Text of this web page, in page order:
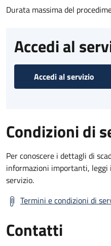
Durata massima del
Accedi al
Accedi al servizio
Condizioni di
Per conoscere i dettagli di
informazioni importanti,
servizio.
Termini e condizioni di
Contatti